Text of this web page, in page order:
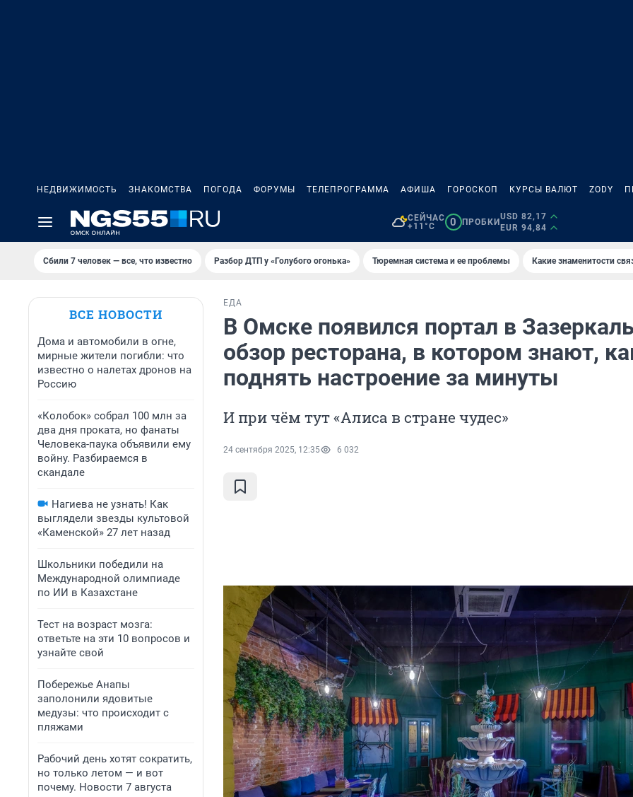
НЕДВИЖИМОСТЬ ЗНАКОМСТВА ПОГОДА ФОРУМЫ ТЕЛЕПРОГРАММА АФИША ГОРОСКОП КУРСЫ ВАЛЮТ ZODY
СЕЙЧАС
+11°C
0 ПРОБКИ
USD 82,17
EUR 94,84
Сбили 7 человек — все, что известно Разбор ДТП у «Голубого огонька» Тюремная система и ее проблемы Какие знаменитости
ВСЕ НОВОСТИ
Дома и автомобили в огне,
мирные жители погибли: что
известно о налетах дронов на
Россию
«Колобок» собрал 100 млн за
два дня проката, но фанаты
Человека-паука объявили ему
войну. Разбираемся в
скандале
Нагиева не узнать! Как
выглядели звезды культовой
«Каменской» 27 лет назад
Школьники победили на
Международной олимпиаде
по ИИ в Казахстане
Тест на возраст мозга:
ответьте на эти 10 вопросов и
узнайте свой
Побережье Анапы
заполонили ядовитые
медузы: что происходит с
пляжами
Рабочий день хотят сократить,
но только летом — и вот
почему. Новости 7 августа
ЕДА
В Омске появился портал в
обзор ресторана, в котором знают,
поднять настроение за минуты
И при чём тут «Алиса в стране чудес»
24 сентября 2025, 12:35 6 032